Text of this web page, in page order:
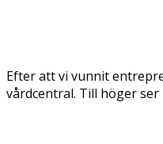
Efter att vi vunnit
vårdcentral. Till höger